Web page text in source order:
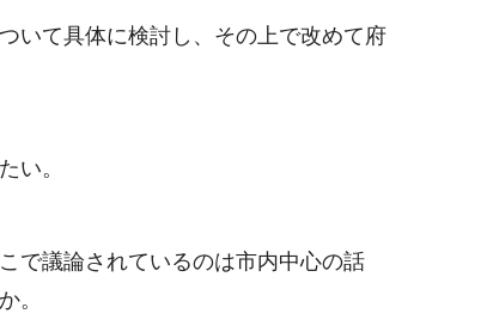
いて具体に検討し、その上で改めて府
い。
で議論されているのは市内中心の話
。